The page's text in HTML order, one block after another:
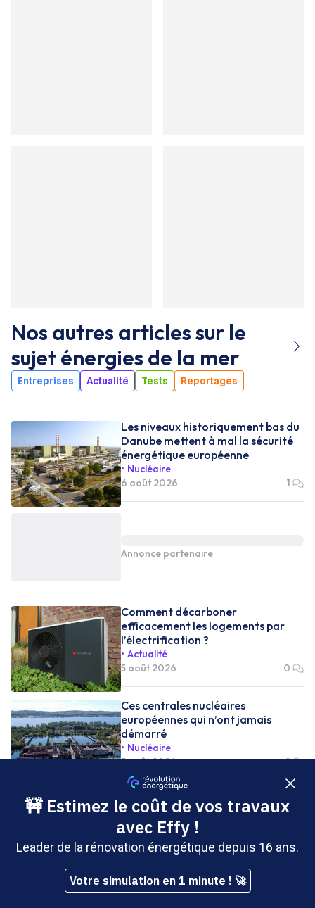
Nos autres articles sur le
sujeténergies de la mer
Entreprises Actualité Tests Reportages
Les niveaux historiquement bas du
Danube mettent à mal la sécurité
énergétique européenne
Nucléaire
6 août 2026
1
Annonce partenaire
Comment décarboner
efficacement les logements par
l’électrification ?
Actualité
5 août 2026
0
Ces centrales nucléaires
européennes qui n’ont jamais
démarré
Nucléaire
5 août 2026
2
Solaire résidentiel : la France fait
toujours moins bien que ses voisins
européens
Solaire
4 août 2026
6